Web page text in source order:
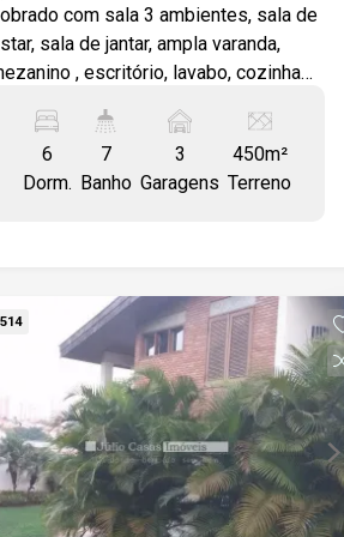
com sala 3 ambientes, sala de
sala de jantar, ampla varanda,
, escritório, lavabo, cozinha
de empregada completa, depósito, 6
dormitórios 3 sendo suítes 1 sendo
máster com closet e hidro, , wc social,
aquecimento solar, Garagem coberta
3 veículos.
6
Dorm.
7
Banho
3
Garagens
450m²
Terreno
514